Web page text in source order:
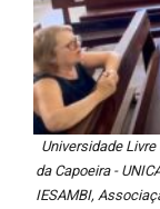
Universidade
da Capoeira -
IESAMBI,